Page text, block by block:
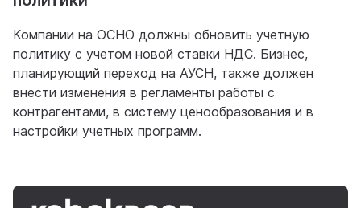
Компании на ОСНО должны обновить учетную
политику с учетом новой ставки НДС. Бизнес,
планирующий переход на АУСН, также должен
внести изменения в регламенты работы с
контрагентами, в систему ценообразования и в
настройки учетных программ.